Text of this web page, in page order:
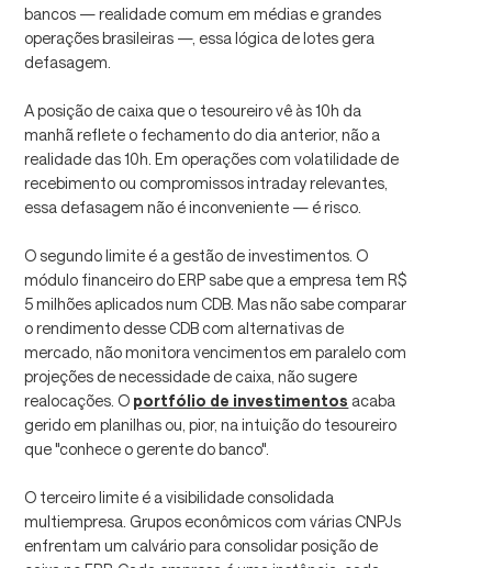
bancos — realidade comum em médias e grandes
operações brasileiras —, essa lógica de lotes gera
defasagem.
A posição de caixa que o tesoureiro vê às 10h da
manhã reflete o fechamento do dia anterior, não a
realidade das 10h. Em operações com volatilidade de
recebimento ou compromissos intraday relevantes,
essa defasagem não é inconveniente — é risco.
O segundo limite é a gestão de investimentos. O
módulo financeiro do ERP sabe que a empresa tem R$
5 milhões aplicados num CDB. Mas não sabe comparar
o rendimento desse CDB com alternativas de
mercado, não monitora vencimentos em paralelo com
projeções de necessidade de caixa, não sugere
realocações. O portfólio de investimentos acaba
gerido em planilhas ou, pior, na intuição do tesoureiro
que "conhece o gerente do banco".
O terceiro limite é a visibilidade consolidada
multiempresa. Grupos econômicos com várias CNPJs
enfrentam um calvário para consolidar posição de